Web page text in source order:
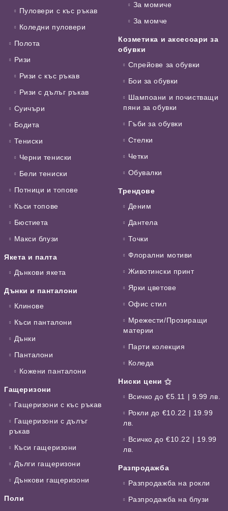
Пуловери с къс ръкав
Коледни пуловери
Полота
Ризи
Ризи с къс ръкав
Ризи с дълъг ръкав
Суичъри
Бодита
Тениски
Черни тениски
Бели тениски
Потници и топове
Къси топове
Бюстиета
Макси блузи
Якета и палта
Дънкови якета
Дънки и панталони
Клинове
Къси панталони
Дънки
Панталони
Кожени панталони
Гащеризони
Гащеризони с къс ръкав
Гащеризони с дълъг
ръкав
Къси гащеризони
Дълги гащеризони
Дънкови гащеризони
Поли
За момиче
За момче
Козметика и аксесоари за
обувки
Спрейове за обувки
Бои за обувки
Шампоани и почистващи
пяни за обувки
Гъби за обувки
Стелки
Четки
Обувалки
Трендове
Деним
Дантела
Точки
Флорални мотиви
Животински принт
Ярки цветове
Офис стил
Мрежести/Прозиращи
материи
Парти колекция
Коледа
Ниски цени ⚝
Всичко до €5.11 | 9.99 лв.
Рокли до €10.22 | 19.99
лв.
Всичко до €10.22 | 19.99
лв.
Разпродажба
Разпродажба на рокли
Разпродажба на блузи